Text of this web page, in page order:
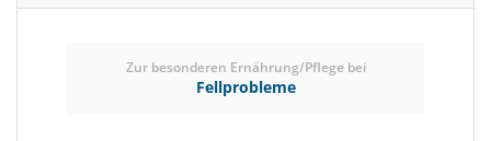
Zur besonderen Ernährung/Pflege bei
Fellprobleme